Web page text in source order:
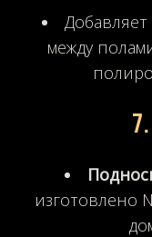
между
изготовлено